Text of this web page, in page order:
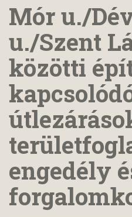
Mór u./
u./Szent
közötti
engedély